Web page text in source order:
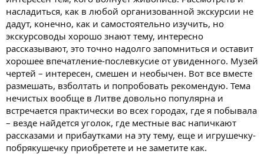
насладиться, как в любой организованной экскурсии не
дадут, конечно, как и самостоятельно изучить, но
экскурсоводы хорошо знают тему, интересно
рассказывают, это точно надолго запомниться и оставит
хорошее впечатление-послевкусие от увиденного. Музей
чертей – интересен, смешен и необычен. Вот все вместе
размешать, взболтать и попробовать рекомендую. Тема
нечистых вообще в Литве довольно популярна и
встречается практически во всех городах, где я побывала
– везде найдется уголок, где местные вас напичкают
рассказами и прибаутками на эту тему, еще и игрушечку-
побрякушечку приобретете и не заметите как.